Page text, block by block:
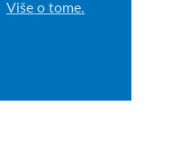
Više o tome.